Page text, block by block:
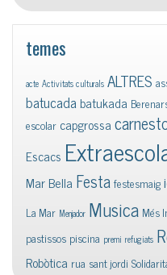
temes
acte Activitats culturals ALTRES
batucadabatukada
escolar capgrossa
Escacs
Mar Bella Festafestesmaig
La Mar Menjador Musica Més
pastissos piscina premi refugiats
Robòtica rua sant jordi